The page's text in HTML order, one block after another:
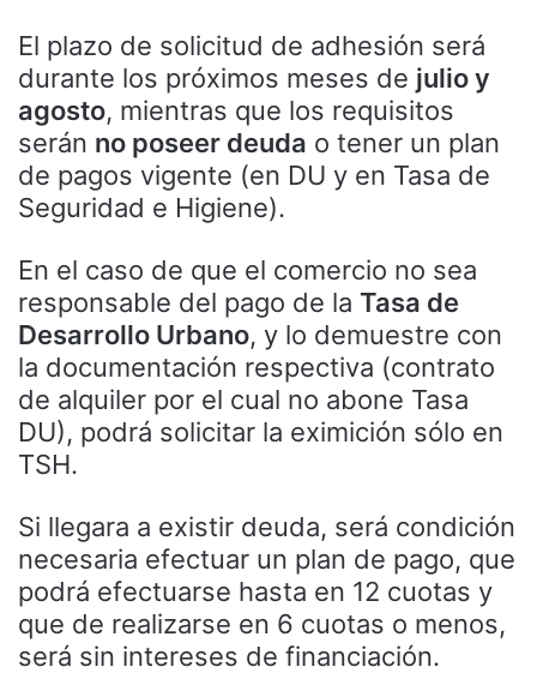
El plazo de solicitud de adhesión será
durante los próximos meses de julio y
agosto, mientras que los requisitos
serán no poseer deuda o tener un plan
de pagos vigente (en DU y en Tasa de
Seguridad e Higiene).
En el caso de que el comercio no sea
responsable del pago de la Tasa de
Desarrollo Urbano, y lo demuestre con
la documentación respectiva (contrato
de alquiler por el cual no abone Tasa
DU), podrá solicitar la eximición sólo en
TSH.
Si llegara a existir deuda, será condición
necesaria efectuar un plan de pago, que
podrá efectuarse hasta en 12 cuotas y
que de realizarse en 6 cuotas o menos,
será sin intereses de financiación.